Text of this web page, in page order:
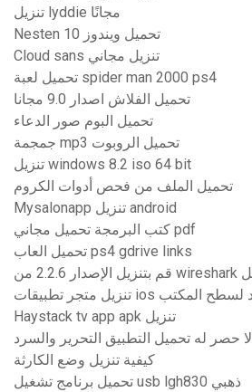
تنزيل lyddie مجانًا
Nesten تحميل ويندوز 10
Cloud sans تنزيل مجاني
تحميل لعبة spider man 2000 ps4
تحميل الفلاش اصدار 9.0 مجانا
تحميل البوم صور الدعاء
جمجمة mp3 تحميل الروبوت
تنزيل windows 8.2 iso 64 bit
تحميل الملف من فحص أدوات الكروم
Mysalonapp تنزيل android
كتب البرمجة تحميل مجاني pdf
تحميل العاب ps4 gdrive links
Haystack tv app apk تنزيل
لا حصر له تحميل التطبيق التحرير والسرد
كيفية تنزيل وضع الكارثة
تحميل برنامج تشغيل usb lgh830 ذهبي